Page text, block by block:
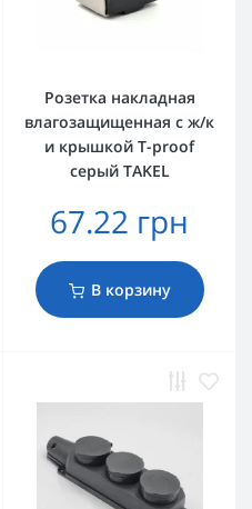
Розетка накладная
влагозащищенная с ж/к
и крышкой T-proof
серый TAKEL
67.22 грн
В корзину